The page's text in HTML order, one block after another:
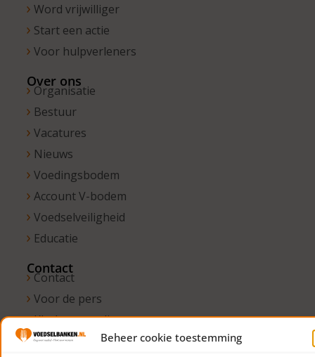
Beheer cookie toestemming
Word vrijwilliger
Start een actie
Voor hulpverleners
Over ons
Organisatie
Bestuur
Vacatures
Nieuws
Voedingsbodem
Account V-bodem
Voedselveiligheid
Educatie
Contact
Contact
Voor de pers
Klachtenregeling
Vertrouwenspersonen